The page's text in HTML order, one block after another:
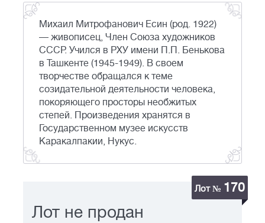
Михаил Митрофанович Есин (род. 1922)
— живописец, Член Союза художников
СССР. Учился в РХУ имени П.П. Бенькова
в Ташкенте (1945-1949). В своем
творчестве обращался к теме
созидательной деятельности человека,
покоряющего просторы необжитых
степей. Произведения хранятся в
Государственном музее искусств
Каракалпакии, Нукус.
Лот № 170
Лот не продан